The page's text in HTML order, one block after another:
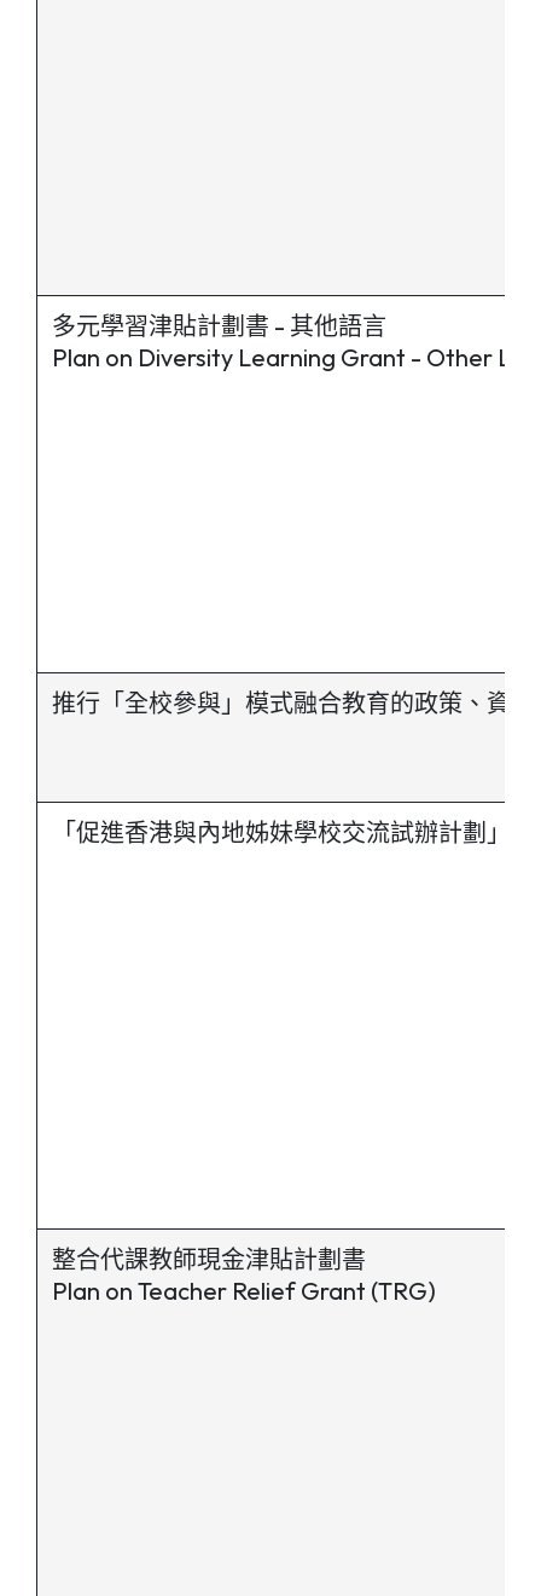
多元學習津貼計劃書 - 其他語言
Plan on Diversity Learning Grant - Other
推行「全校參與」模式融合教育的政策、資
「促進香港與內地姊妹學校交流試辦計劃」
整合代課教師現金津貼計劃書
Plan on Teacher Relief Grant (TRG)